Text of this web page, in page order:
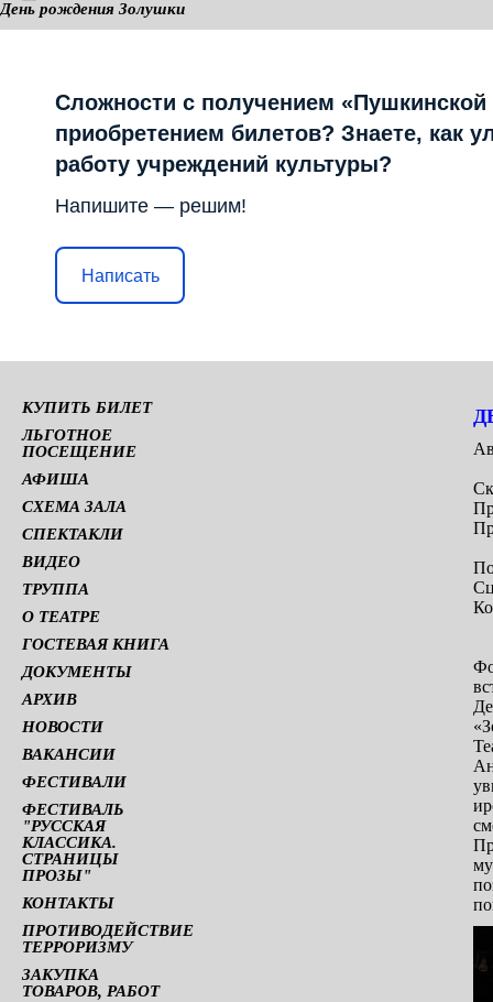
День рождения Золушки
Сложности с получением «Пушкинской
приобретением билетов? Знаете, как
работу учреждений культуры?
Напишите — решим!
Написать
КУПИТЬ БИЛЕТ
ЛЬГОТНОЕ
ПОСЕЩЕНИЕ
АФИША
СХЕМА ЗАЛА
СПЕКТАКЛИ
ВИДЕО
ТРУППА
О ТЕАТРЕ
ГОСТЕВАЯ КНИГА
ДОКУМЕНТЫ
АРХИВ
НОВОСТИ
ВАКАНСИИ
ФЕСТИВАЛИ
ФЕСТИВАЛЬ
"РУССКАЯ
КЛАССИКА.
СТРАНИЦЫ
ПРОЗЫ"
КОНТАКТЫ
ПРОТИВОДЕЙСТВИЕ
ТЕРРОРИЗМУ
ЗАКУПКА
ТОВАРОВ, РАБОТ